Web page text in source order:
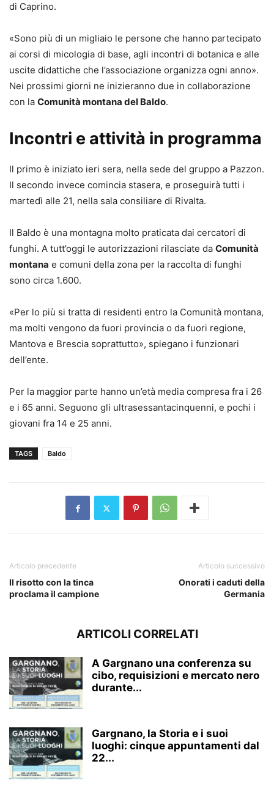
di Caprino.
«Sono più di un migliaio le persone che hanno partecipato
ai corsi di micologia di base, agli incontri di botanica e alle
uscite didattiche che l’associazione organizza ogni anno».
Nei prossimi giorni ne inizieranno due in collaborazione
con la Comunità montana del Baldo.
Incontri e attività in programma
Il primo è iniziato ieri sera, nella sede del gruppo a Pazzon.
Il secondo invece comincia stasera, e proseguirà tutti i
martedì alle 21, nella sala consiliare di Rivalta.
Il Baldo è una montagna molto praticata dai cercatori di
funghi. A tutt’oggi le autorizzazioni rilasciate da Comunità
montana e comuni della zona per la raccolta di funghi
sono circa 1.600.
«Per lo più si tratta di residenti entro la Comunità montana,
ma molti vengono da fuori provincia o da fuori regione,
Mantova e Brescia soprattutto», spiegano i funzionari
dell’ente.
Per la maggior parte hanno un’età media compresa fra i 26
e i 65 anni. Seguono gli ultrasessantacinquenni, e pochi i
giovani fra 14 e 25 anni.
TAGS Baldo
Articolo precedente
Il risotto con la tinca
proclama il campione
Articolo successivo
Onorati i caduti della
Germania
ARTICOLI CORRELATI
A Gargnano una conferenza su
cibo, requisizioni e mercato nero
durante...
Gargnano, la Storia e i suoi
luoghi: cinque appuntamenti dal
22...